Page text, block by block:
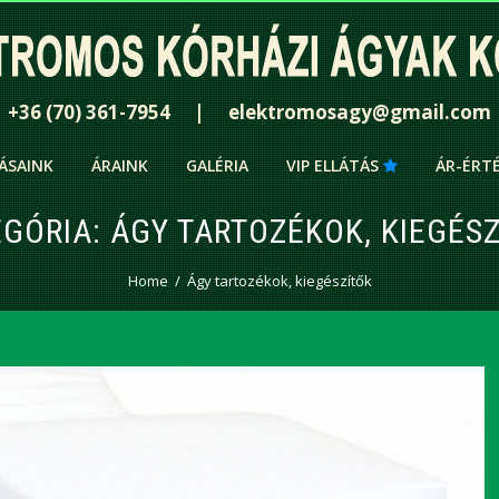
+36 (70) 361-7954 | elektromosagy@gmail.com
ÁRAINK GALÉRIA VIP ELLÁTÁS ÁR-
ÁGY TARTOZÉKOK,
Home Ágy tartozékok, kiegészítők